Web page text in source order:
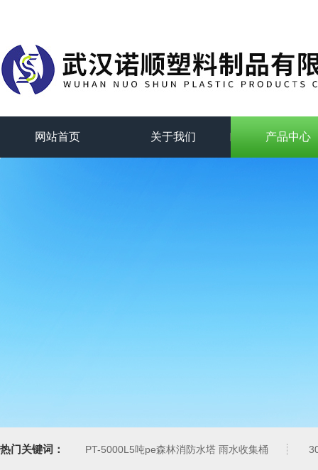
网站首页 关于我们 产品中心
热门关键词： PT-5000L5吨pe森林消防水塔 雨水收集桶